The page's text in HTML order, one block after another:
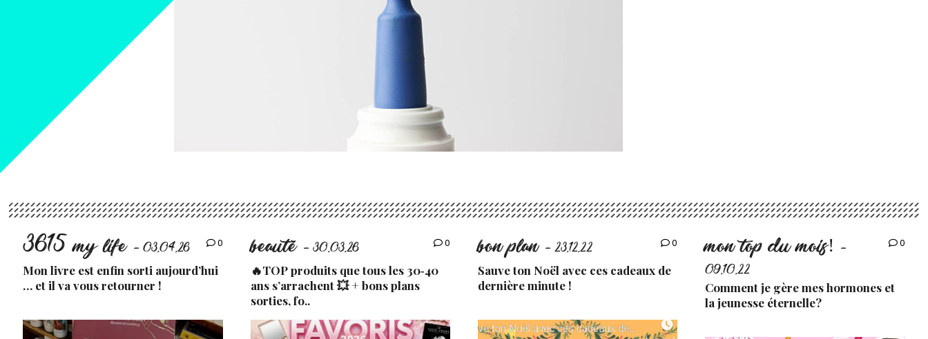
3615 my life - 03.04.26 0
Mon livre est enfin sorti aujourd’hui
… et il va vous retourner !
beauté - 30.03.26 0
🔥TOP produits que tous les 30‑40
ans s’arrachent 💥 + bons plans
sorties, fo..
bon plan - 23.12.22 0
Sauve ton Noël avec ces cadeaux de
dernière minute !
mon top du mois! -
09.10.22
0
Comment je gère mes hormones et
la jeunesse éternelle?